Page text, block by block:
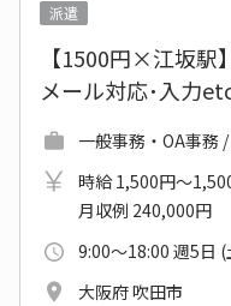
派遣
【1500円×江坂
メール対応･入力
一般事務・OA事務
時給 1,500円～
月収例 240,000円
9:00～18:00 週5日
大阪府 吹田市